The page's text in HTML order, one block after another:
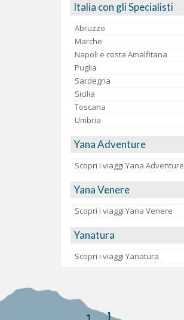
Italia con gli Specialisti
Abruzzo
Marche
Napoli e costa Amalfitana
Puglia
Sardegna
Sicilia
Toscana
Umbria
Yana Adventure
Scopri i viaggi Yana Adventure
Yana Venere
Scopri i viaggi Yana Venere
Yanatura
Scopri i viaggi Yanatura